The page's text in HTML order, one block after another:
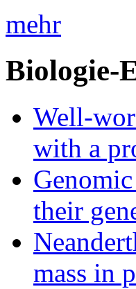
mehr
Biologie-
Well-
with a
their
mass in